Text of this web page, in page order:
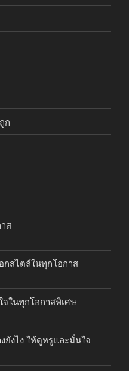
ก
ส
กสไตล์ในทุกโอกาส
ในทุกโอกาสพิเศษ
ยังไง ให้ดูหรูและมั่นใจ